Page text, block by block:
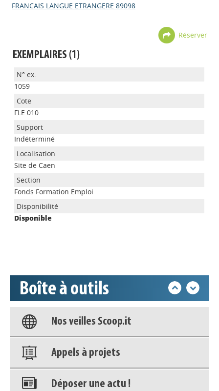
FRANCAIS LANGUE ETRANGERE 89098
Réserver
EXEMPLAIRES (1)
1059
FLE 010
Indéterminé
Site de Caen
Fonds Formation Emploi
Disponible
Boîte à outils
Appels à projets
Base documentaire
Nos veilles Scoop.it
Appels à projets
Déposer une actu !